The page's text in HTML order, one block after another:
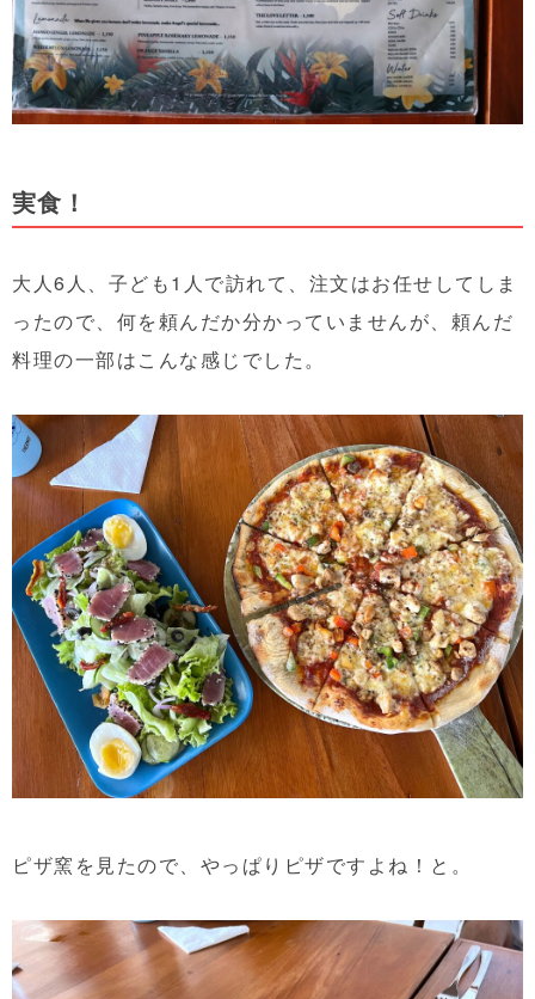
実食！
大人6人、子ども1人で訪れて、注文はお任せしてしま
ったので、何を頼んだか分かっていませんが、頼んだ
料理の一部はこんな感じでした。
ピザ窯を見たので、やっぱりピザですよね！と。